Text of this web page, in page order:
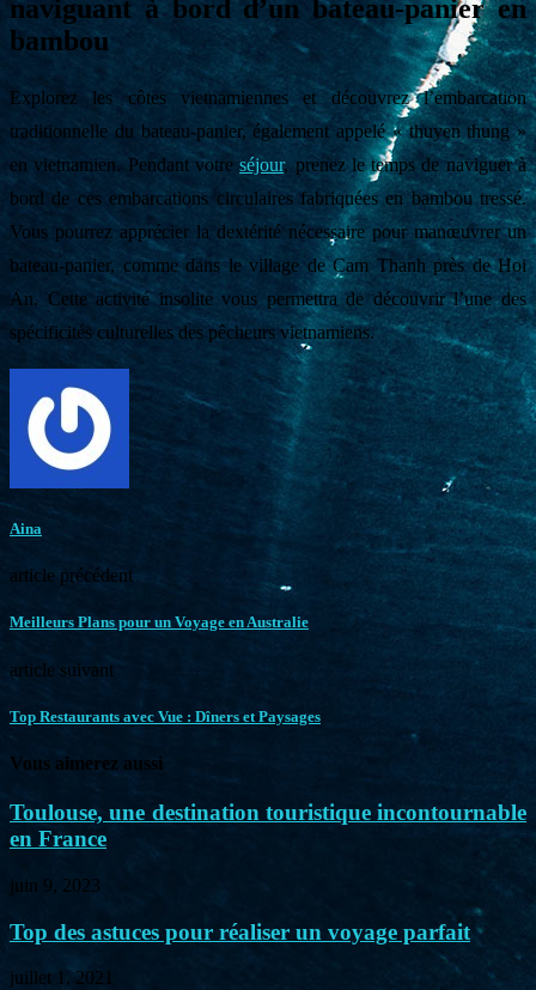
naviguant à bord d’un bateau-panier en
bambou
Explorez les côtes vietnamiennes et découvrez l’embarcation
traditionnelle du bateau-panier, également appelé « thuyen thung »
en vietnamien. Pendant votreséjour, prenez le temps de naviguer à
bord de ces embarcations circulaires fabriquées en bambou tressé.
Vous pourrez apprécier la dextérité nécessaire pour manœuvrer un
bateau-panier, comme dans le village de Cam Thanh près de Hoi
An. Cette activité insolite vous permettra de découvrir l’une des
spécificités culturelles des pêcheurs vietnamiens.
Aina
article précédent
Meilleurs Plans pour un Voyage en Australie
article suivant
Top Restaurants avec Vue : Dîners et Paysages
Vous aimerez aussi
Toulouse, une destination touristique incontournable
en France
juin 9, 2023
Top des astuces pour réaliser un voyage parfait
juillet 1, 2021